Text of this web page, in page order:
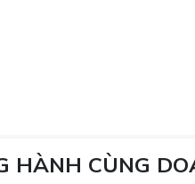
HÀNH CÙNG